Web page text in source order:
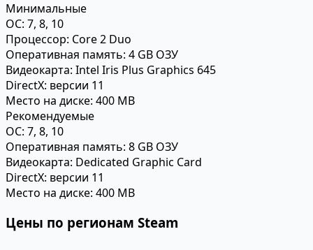
Минимальные
ОС: 7, 8, 10
Процессор: Core 2 Duo
Оперативная память: 4 GB ОЗУ
Видеокарта: Intel Iris Plus Graphics 645
DirectX: версии 11
Место на диске: 400 MB
Рекомендуемые
ОС: 7, 8, 10
Оперативная память: 8 GB ОЗУ
Видеокарта: Dedicated Graphic Card
DirectX: версии 11
Место на диске: 400 MB
Цены по регионам Steam